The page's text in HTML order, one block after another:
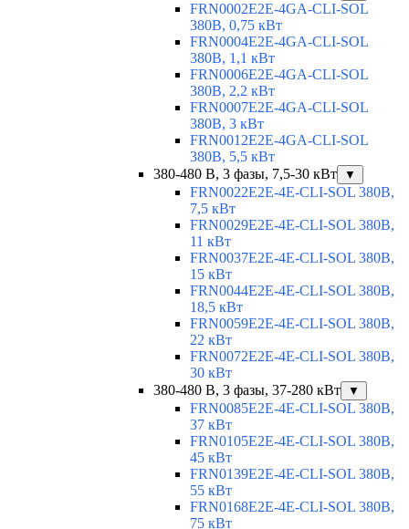
FRN0002E2E-4GA-CLI-SOL
380В, 0,75 кВт
FRN0004E2E-4GA-CLI-SOL
380В, 1,1 кВт
FRN0006E2E-4GA-CLI-SOL
380В, 2,2 кВт
FRN0007E2E-4GA-CLI-SOL
380В, 3 кВт
FRN0012E2E-4GA-CLI-SOL
380В, 5,5 кВт
380-480 В, 3 фазы, 7,5-30 кВт
▼
FRN0022E2E-4E-CLI-SOL 380В,
7,5 кВт
FRN0029E2E-4E-CLI-SOL 380В,
11 кВт
FRN0037E2E-4E-CLI-SOL 380В,
15 кВт
FRN0044E2E-4E-CLI-SOL 380В,
18,5 кВт
FRN0059E2E-4E-CLI-SOL 380В,
22 кВт
FRN0072E2E-4E-CLI-SOL 380В,
30 кВт
380-480 В, 3 фазы, 37-280 кВт
▼
FRN0085E2E-4E-CLI-SOL 380В,
37 кВт
FRN0105E2E-4E-CLI-SOL 380В,
45 кВт
FRN0139E2E-4E-CLI-SOL 380В,
55 кВт
FRN0168E2E-4E-CLI-SOL 380В,
75 кВт